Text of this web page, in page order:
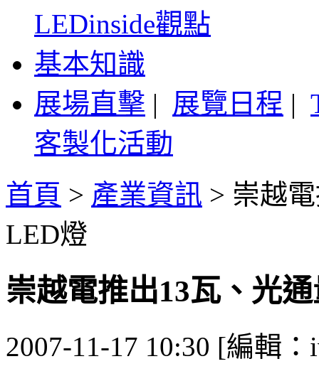
LEDinside觀點
基本知識
展場直擊 | 展覽日程 |
客製化活動
首頁 > 產業資訊 > 崇越
LED燈
崇越電推出13瓦、光
2007-11-17 10:30 [編輯：